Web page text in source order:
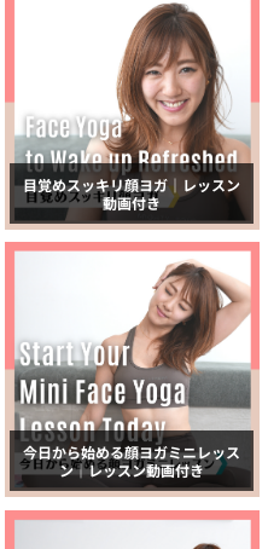
目覚めスッキリ顔ヨガ｜レッスン
動画付き
今日から始める顔ヨガミニレッス
ン｜レッスン動画付き